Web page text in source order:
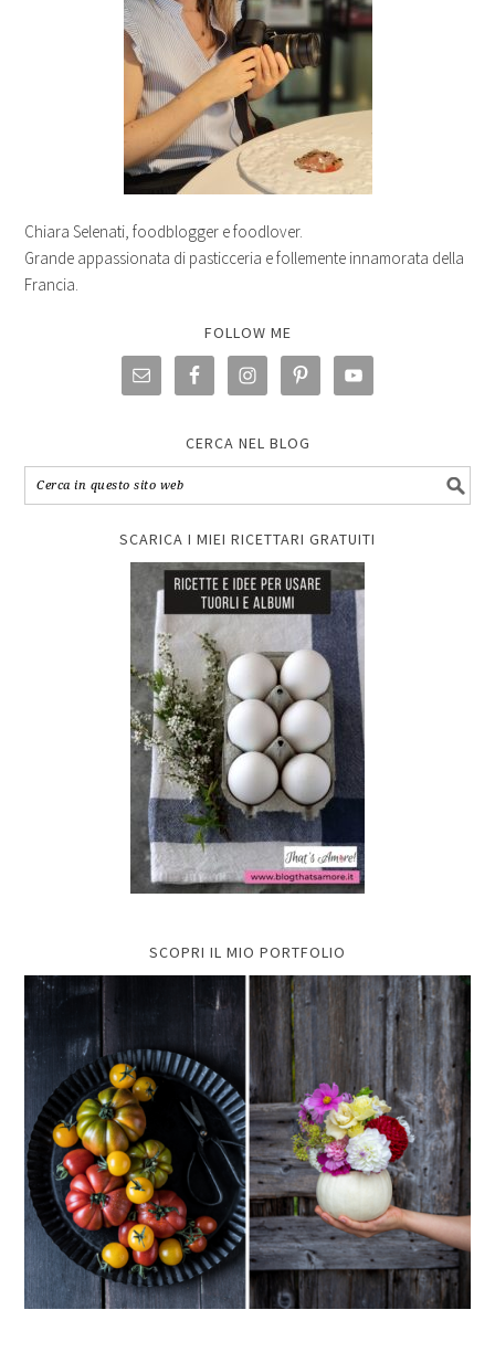
Chiara Selenati, foodblogger e foodlover.
Grande appassionata di pasticceria e follemente innamorata della
Francia.
FOLLOW ME
CERCA NEL BLOG
SCARICA I MIEI RICETTARI GRATUITI
SCOPRI IL MIO PORTFOLIO